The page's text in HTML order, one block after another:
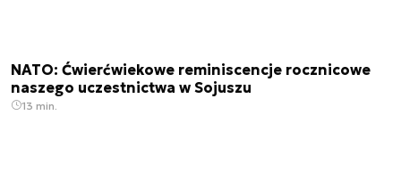
NATO: Ćwierćwiekowe reminiscencje rocznicowe
naszego uczestnictwa w Sojuszu
13 min.